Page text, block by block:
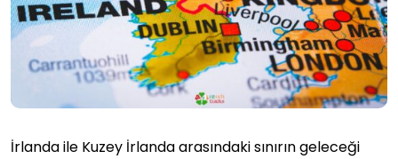
İrlanda ile Kuzey İrlanda arasındaki sınırın geleceği